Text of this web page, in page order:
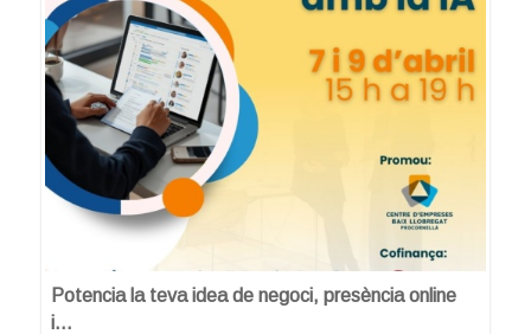
Potencia la teva idea de negoci, presència online
i…